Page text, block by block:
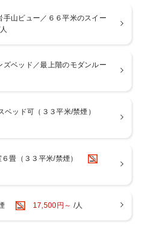
っぱいに広がる旨味。
日本の頂点を極めたうまさ」をお楽
窯仕込みの『濃厚でコクのある味わ
山ビュー／６６平米のスイー
ベッド／最上階のモダンルー
ベッド可（３３平米/禁煙）
畳（３３平米/禁煙）
17,500円～ /人